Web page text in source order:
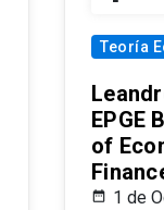
Teoría
EPGE
of
1 de